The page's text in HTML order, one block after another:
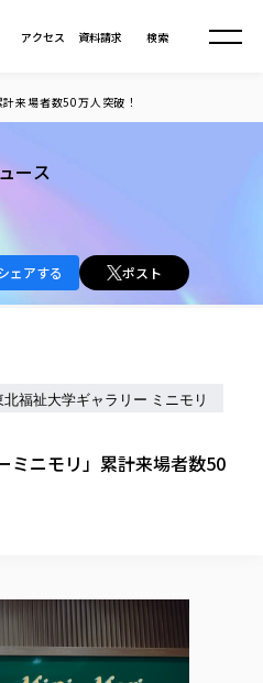
資料請求
アクセス 検索
ン
防止等に関する対応
東北福祉大学通信」
学部・大学院TOP
科
進路・就職 TOP
ポート
課外活動 TOP
紹介
students社会連携・研究 TOP
来場者数50万人突破！
ース
ェアする ポスト
北福祉大学ギャラリー ミニモリ
ミニモリ」累計来場者数50